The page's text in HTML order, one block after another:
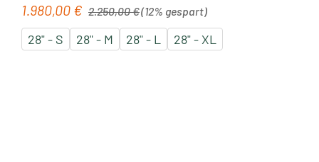
Verkaufspreis:
1.980,00 € 2.250,00 €(12% gespart)
28" - S 28" - M 28" - L 28" - XL